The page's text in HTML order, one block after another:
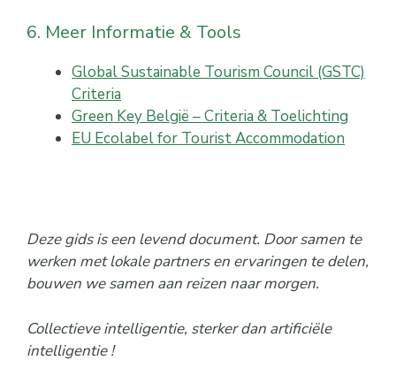
6. Meer Informatie & Tools
Global Sustainable Tourism Council (GSTC)
Criteria
Green Key België – Criteria & Toelichting
EU Ecolabel for Tourist Accommodation
Deze gids is een levend document. Door samen te
werken met lokale partners en ervaringen te delen,
bouwen we samen aan reizen naar morgen.
Collectieve intelligentie, sterker dan artificiële
intelligentie !